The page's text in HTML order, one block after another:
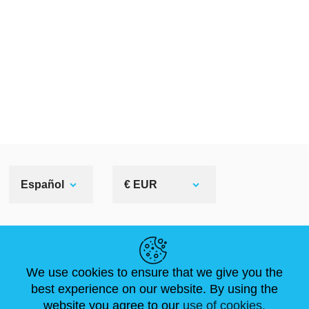
Español € EUR
NOVEDADES
ARTÍCULOS
ABOUT US
FAQ
TAMAÑOS ESTÁNDAR
CONTÁCTANOS
We use cookies to ensure that we give you the
best experience on our website. By using the
website you agree to our use of cookies.